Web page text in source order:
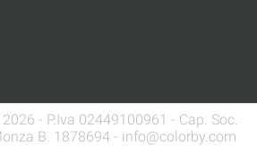
- P.Iva 02449100961 - Cap. Soc.
B. 1878694 - info@colorby.com